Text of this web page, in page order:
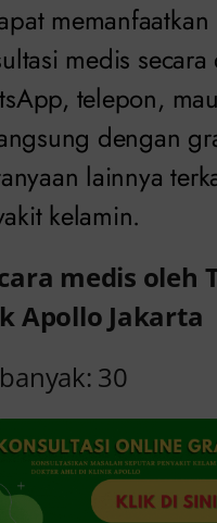
memanfaatkan
medis
telepon,
dengan
lainnya
kelamin.
medis oleh
Apollo Jakarta
30